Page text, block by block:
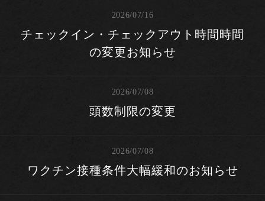
2026/07/16
チェックイン・チェックアウト時間時間
の変更お知らせ
2026/07/08
頭数制限の変更
2026/07/08
ワクチン接種条件大幅緩和のお知らせ